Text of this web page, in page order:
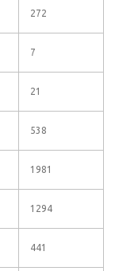
272
7
21
538
1981
1294
441